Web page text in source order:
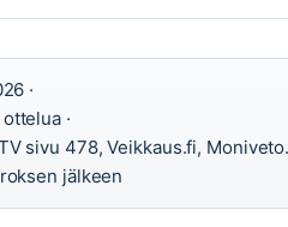
·
·
sivu 478, Veikkaus.fi,
jälkeen